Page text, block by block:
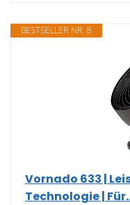
BESTSELLER NR. 8
Vornado 633 |
Technologie |